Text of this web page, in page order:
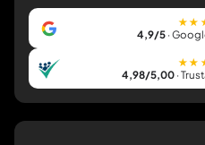
4,9/5·
4,98/5,00·